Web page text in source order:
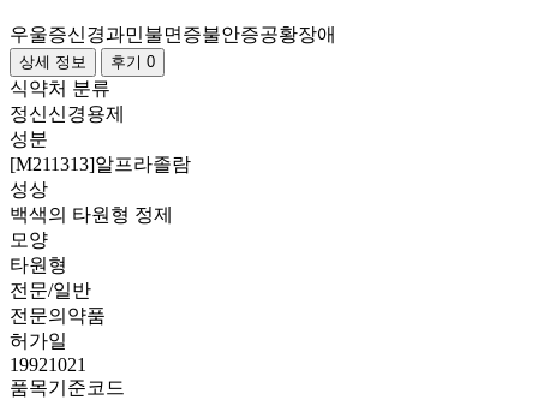
우울증신경과민불면증불안증공황장애
상세 정보 후기 0
식약처 분류
정신신경용제
성분
[M211313]알프라졸람
성상
백색의 타원형 정제
모양
타원형
전문/일반
전문의약품
허가일
19921021
품목기준코드